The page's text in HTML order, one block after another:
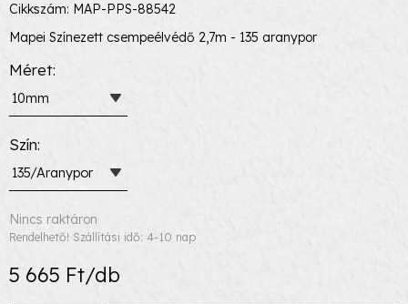
Cikkszám: MAP-PPS-88542
Mapei Színezett csempeélvédő 2,7m - 135 aranypor
Méret
10mm
Szín
135/Aranypor
Nincs raktáron
Rendelhető! Szállítási idő: 4-10 nap
5 665 Ft/db